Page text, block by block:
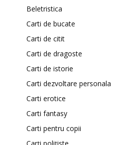
Beletristica
Carti de bucate
Carti de citit
Carti de dragoste
Carti de istorie
Carti dezvoltare personala
Carti erotice
Carti fantasy
Carti pentru copii